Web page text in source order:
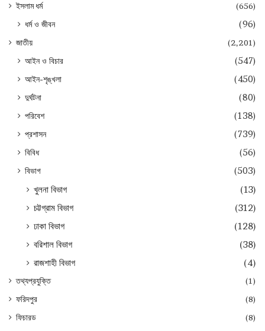
ইসলাম ধর্ম
(656)
ধর্ম ও জীবন (96)
জাতীয় (2,201)
আইন ও বিচার
(547)
আইন-শৃঙ্খলা
(450)
দুর্ঘটনা
(80)
পরিবেশ
(138)
প্রশাসন
(739)
বিবিধ
(56)
বিভাগ
(503)
খুলনা বিভাগ
(13)
চট্টগ্রাম বিভাগ
(312)
ঢাকা বিভাগ
(128)
বরিশাল বিভাগ
(38)
রাজশাহী বিভাগ
(4)
তথ্যপ্রযুক্তি
(1)
ফরিদপুর
(8)
ফিচারড
(8)